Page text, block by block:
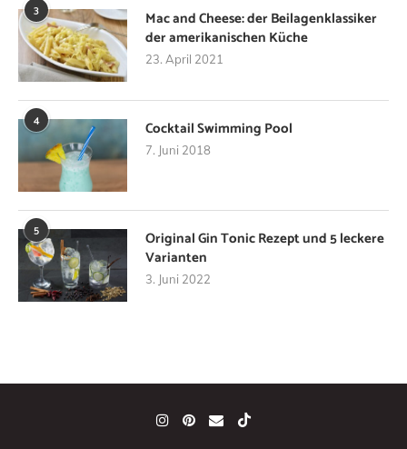
3
Mac and Cheese: der Beilagenklassiker
der amerikanischen Küche
23. April 2021
4 Cocktail Swimming Pool
7. Juni 2018
5
Original Gin Tonic Rezept und 5 leckere
Varianten
3. Juni 2022